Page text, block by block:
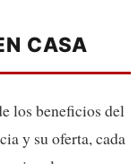
CASA
los beneficios del
y su oferta, cada